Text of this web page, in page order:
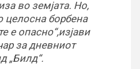
во земјата. Но,
целосна борбена
е опасно“,изјави
за дневниот
„Билд“.